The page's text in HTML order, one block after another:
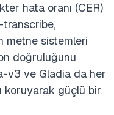
hata oranı (CER)
transcribe,
metne sistemleri
doğruluğunu
v3 ve Gladia da her
koruyarak güçlü bir